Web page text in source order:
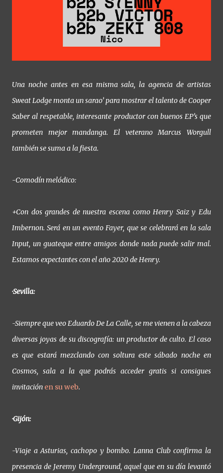
Una noche antes en esa misma sala, la agencia de artistas
Sweat Lodge monta un sarao’ para mostrar el talento de Cooper
Saber al respetable, interesante productor con buenos EP’s que
prometen mejor mandanga. El veterano Marcus Worgull
también se suma a la fiesta.
-Comodín melódico:
+Con dos grandes de nuestra escena como Henry Saiz y Edu
Imbernon. Será en un evento Fayer, que se celebrará en la sala
Input, un guateque entre amigos donde nada puede salir mal.
Estamos expectantes con el año 2020 de Henry.
·Sevilla:
-Siempre que veo Eduardo De La Calle, se me vienen a la cabeza
diversas joyas de su discografía: un productor de culto. El caso
es que estará mezclando con soltura este sábado noche en
Cosmos, sala a la que podrás acceder gratis si consigues
invitación en su web.
·Gijón:
-Viaje a Asturias, cachopo y bombo. Lanna Club confirma la
presencia de Jeremy Underground, aquel que en su día levantó